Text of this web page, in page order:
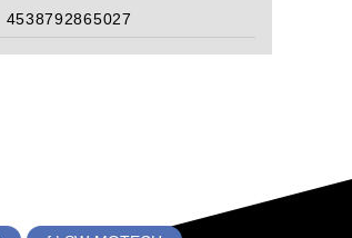
4538792865027